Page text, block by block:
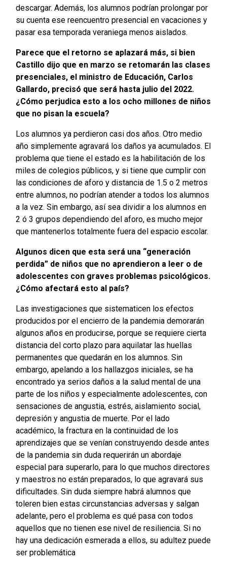
descargar. Además, los alumnos podrían prolongar por
su cuenta ese reencuentro presencial en vacaciones y
pasar esa temporada veraniega menos aislados.
Parece que el retorno se aplazará más, si bien
Castillo dijo que en marzo se retomarán las clases
presenciales, el ministro de Educación, Carlos
Gallardo, precisó que será hasta julio del 2022.
¿Cómo perjudica esto a los ocho millones de niños
que no pisan la escuela?
Los alumnos ya perdieron casi dos años. Otro medio
año simplemente agravará los daños ya acumulados. El
problema que tiene el estado es la habilitación de los
miles de colegios públicos, y si tiene que cumplir con
las condiciones de aforo y distancia de 1.5 o 2 metros
entre alumnos, no podrían atender a todos los alumnos
a la vez. Sin embargo, así sea dividir a los alumnos en
2 ó 3 grupos dependiendo del aforo, es mucho mejor
que mantenerlos totalmente fuera del espacio escolar.
Algunos dicen que esta será una “generación
perdida” de niños que no aprendieron a leer o de
adolescentes con graves problemas psicológicos.
¿Cómo afectará esto al país?
Las investigaciones que sistematicen los efectos
producidos por el encierro de la pandemia demorarán
algunos años en producirse, porque se requiere cierta
distancia del corto plazo para aquilatar las huellas
permanentes que quedarán en los alumnos. Sin
embargo, apelando a los hallazgos iniciales, se ha
encontrado ya serios daños a la salud mental de una
parte de los niños y especialmente adolescentes, con
sensaciones de angustia, estrés, aislamiento social,
depresión y angustia de muerte. Por el lado
académico, la fractura en la continuidad de los
aprendizajes que se venían construyendo desde antes
de la pandemia sin duda requerirán un abordaje
especial para superarlo, para lo que muchos directores
y maestros no están preparados, lo que agravará sus
dificultades. Sin duda siempre habrá alumnos que
toleren bien estas circunstancias adversas y salgan
adelante, pero el problema es qué pasa con todos
aquellos que no tienen ese nivel de resiliencia. Si no
hay una dedicación esmerada a ellos, su adultez puede
ser problemática